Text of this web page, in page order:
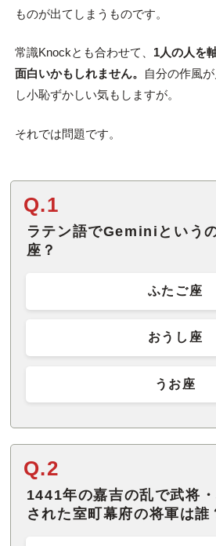
ものが出てしまうものです。
常識Knockとも合わせて、 1人の人を
面白いかもしれません。
自分の作風
し小恥ずかしい気もしますが。
それでは問題です。
Q.1
ラテン語でGeminiという
座？
ふたご座
おうし座
うお座
Q.2
1441年の嘉吉の乱で武将
された室町幕府の将軍は誰